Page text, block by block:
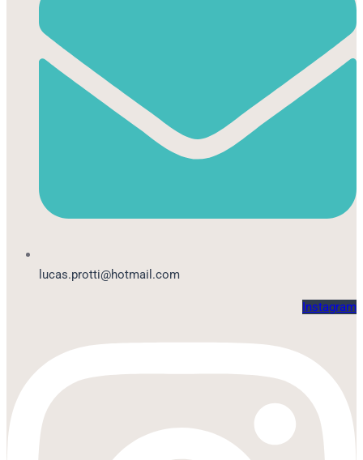
lucas.protti@hotmail.com
Instagram